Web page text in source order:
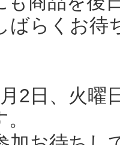
ばらくお待
2日、火曜